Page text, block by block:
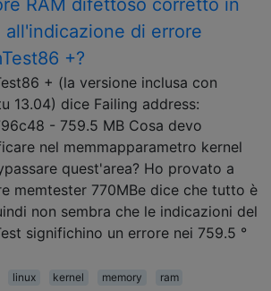
all'indicazione di errore
+?
+ (la versione inclusa con
13.04) dice Failing address:
- 759.5 MB Cosa devo
nel memmapparametro kernel
quest'area? Ho provato a
memtester 770MBe dice che tutto è
non sembra che le indicazioni del
significhino un errore nei 759.5 °
linux kernel memory ram